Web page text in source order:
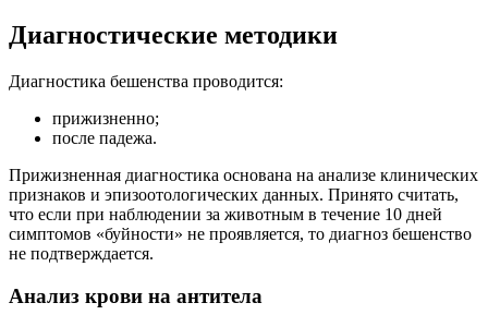
Диагностические методики
Диагностика бешенства проводится:
прижизненно;
после падежа.
Прижизненная диагностика основана на анализе клинических
признаков и эпизоотологических данных. Принято считать,
что если при наблюдении за животным в течение 10 дней
симптомов «буйности» не проявляется, то диагноз бешенство
не подтверждается.
Анализ крови на антитела